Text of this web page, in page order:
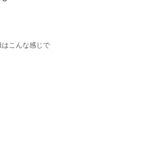
こんな感じで